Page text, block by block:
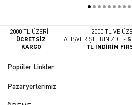
2000 TL ÜZERİ -
ÜCRETSİZ
KARGO
2000 TL VE
ALIŞVERİŞLERİNİZDE -
TL İNDİRİM
Popüler Linkler
Pazaryerlerimiz